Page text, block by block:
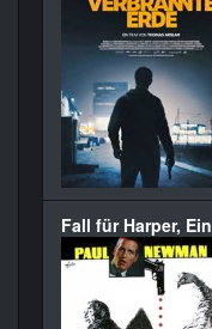
Fall für Harper, Ein